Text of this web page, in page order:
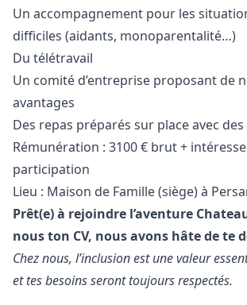
Un accompagnement pour les
difficiles (aidants, monoparentalité…)
Du télétravail
Un comité d’entreprise proposant de
avantages
Des repas préparés sur place avec
Rémunération : 3100 € brut +
participation
Lieu : Maison de Famille (siège) à
Prêt(e) à rejoindre l’aventure
nous ton CV, nous avons hâte de te
Chez nous, l’inclusion est une valeur
et tes besoins seront toujours respectés.